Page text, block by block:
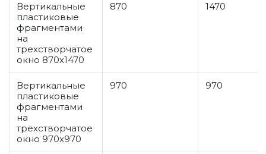
Вертикальные
пластиковые
фрагментами
на
трехстворчатое
окно 870x1470
870 1470
Вертикальные
пластиковые
фрагментами
на
трехстворчатое
окно 970x970
970 970